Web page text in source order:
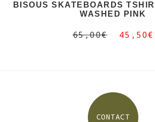
BISOUS SKATEBOARDS
WASHED PINK
65,00€ 45,50€
CONTACT